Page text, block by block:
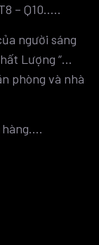
– Q10…..
người sáng
Lượng “…
phòng và nhà
hàng….